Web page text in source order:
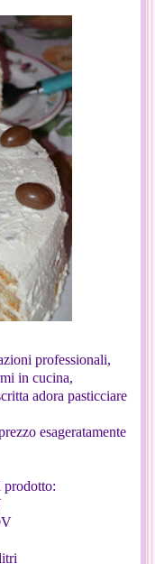
professionali,
in cucina,
adora pasticciare
esageratamente